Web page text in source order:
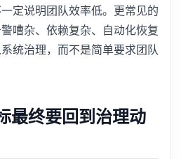
定说明团队效率低。更常见的
嘈杂、依赖复杂、自动化恢复
统治理，而不是简单要求团队
最终要回到治理动